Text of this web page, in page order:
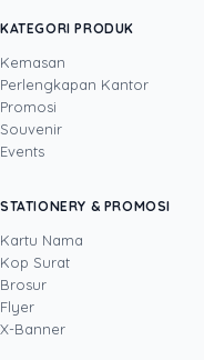
kebanggaan.
DITULIS OLEH
Uprint.id,
20 tahun
sekaligus:
(offset,
marketing,
memahami
produksi
KATEGORI PRODUK
Kemasan
Perlengkapan Kantor
Promosi
Souvenir
Events
STATIONERY & PROMOSI
Kartu Nama
Kop Surat
Brosur
Flyer
X-Banner